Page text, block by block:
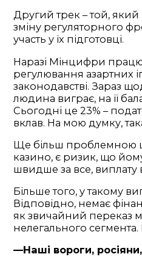
Другий трек – той,
зміну регуляторного
участь у їх підготовці.
Наразі Мінцифри
регулювання азартних
законодавстві. Зараз
людина виграє, на її
Сьогодні це 23% –
вклав. На мою думку,
Ще більш проблемною
казино, є ризик, що
швидше за все, виплату
Більше того, у такому
Відповідно, немає
як звичайний переказ
нелегального
—Наші вороги,